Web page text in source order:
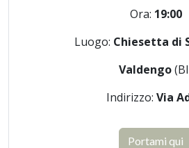
Ora: 19:00
Luogo: Chiesetta di
Valdengo
Indirizzo: Via
Portami qui